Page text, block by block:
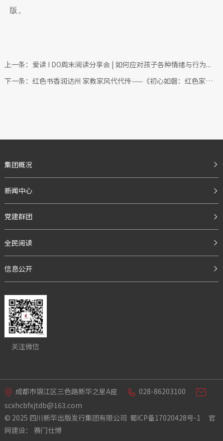
版。
上一条：爱读 I DO周末阅读分享会 | 如何应对孩子各种情绪与行为...
下一条：红色书香润达州 家教家风代代传——《初心如磐：红色家风故事》...
集团概况
新闻中心
党建群团
全民阅读
信息公开
关注微信
 成都市锦江区三色路新华之星A座  028-86203100 
scxhcbfxjtdb@163.com
© 2025 四川新华出版发行集团有限公司 蜀ICP备17020428号-1
官
网建设： 赛门仕博